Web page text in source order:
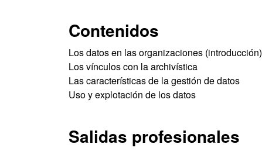
Contenidos
Los datos en las organizaciones (introducción)
Los vínculos con la archivística
Las características de la gestión de datos
Uso y explotación de los datos
Salidas profesionales